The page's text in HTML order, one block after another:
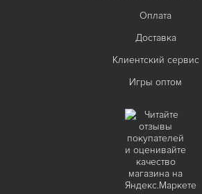
Оплата
Доставка
Клиентский сервис
Игры оптом